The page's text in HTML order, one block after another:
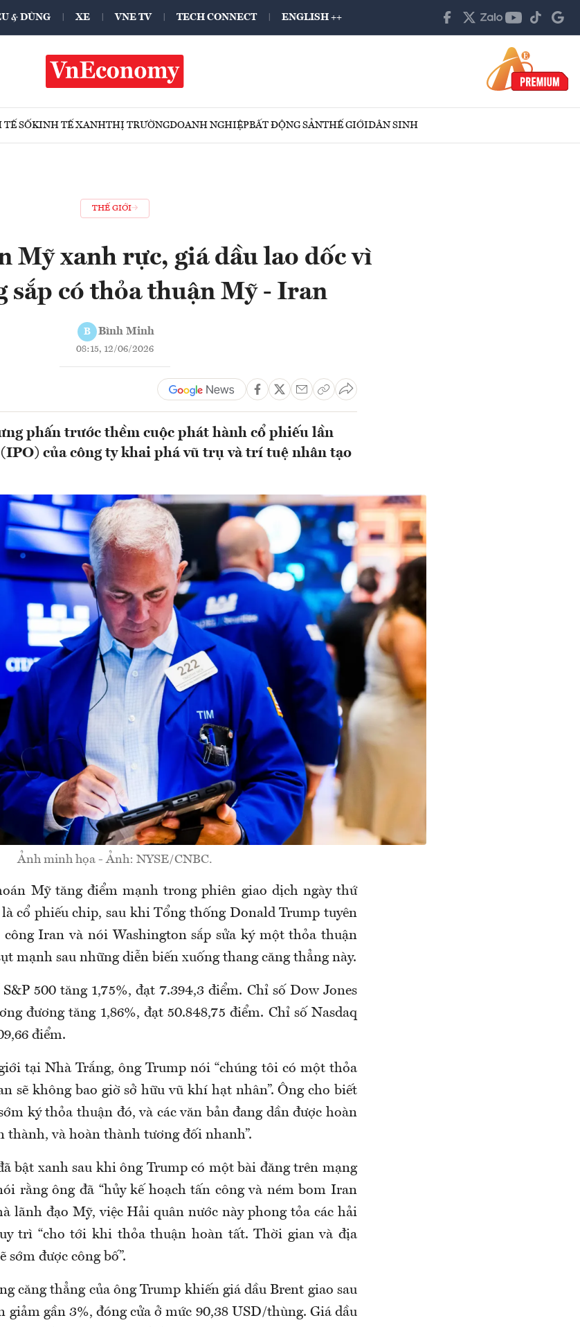
& DÙNG XE VNE TV TECH CONNECT ENGLISH ++
SỐKINH TẾ XANHTHỊ TRƯỜNGDOANH NGHIỆPBẤT ĐỘNG SẢNTHẾ GIỚIDÂN SINH
THẾ GIỚI
Mỹ xanh rực, giá dầu lao dốc vì
sắp có thỏa thuận Mỹ - Iran
B Bình Minh
08:15, 12/06/2026
phấn trước thềm cuộc phát hành cổ phiếu lần
của công ty khai phá vũ trụ và trí tuệ nhân tạo
Ảnh minh họa - Ảnh: NYSE/CNBC.
Mỹ tăng điểm mạnh trong phiên giao dịch ngày thứ
cổ phiếu chip, sau khi Tổng thống Donald Trump tuyên
công Iran và nói Washington sắp sửa ký một thỏa thuận
mạnh sau những diễn biến xuống thang căng thẳng này.
500 tăng 1,75%, đạt 7.394,3 điểm. Chỉ số Dow Jones
đương tăng 1,86%, đạt 50.848,75 điểm. Chỉ số Nasdaq
điểm.
tại Nhà Trắng, ông Trump nói “chúng tôi có một thỏa
sẽ không bao giờ sở hữu vũ khí hạt nhân”. Ông cho biết
ký thỏa thuận đó, và các văn bản đang dần được hoàn
thành, và hoàn thành tương đối nhanh”.
bật xanh sau khi ông Trump có một bài đăng trên mạng
rằng ông đã “hủy kế hoạch tấn công và ném bom Iran
lãnh đạo Mỹ, việc Hải quân nước này phong tỏa các hải
trì “cho tới khi thỏa thuận hoàn tất. Thời gian và địa
sớm được công bố”.
căng thẳng của ông Trump khiến giá dầu Brent giao sau
gần 3%, đóng cửa ở mức 90,38 USD/thùng. Giá dầu